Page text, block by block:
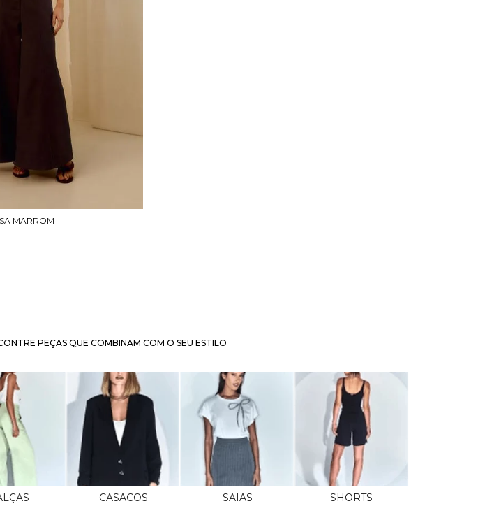
MARROM
PEÇAS QUE COMBINAM COM O SEU ESTILO
CASACOS SAIAS SHORTS